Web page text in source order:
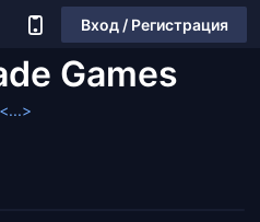
Вход / Регистрация
Games
<...>